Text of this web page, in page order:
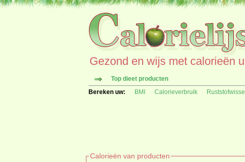
Gezond en wijs met calorieën
Top dieet producten
Bereken uw:
BMI Calorieverbruik
Calorieën van producten